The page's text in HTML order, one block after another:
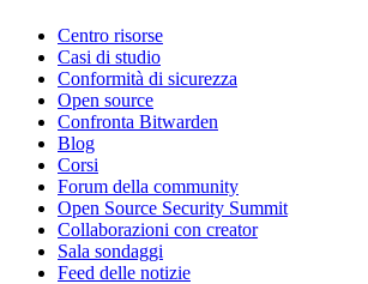
Centro risorse
Casi di studio
Conformità di sicurezza
Open source
Confronta Bitwarden
Blog
Corsi
Forum della community
Open Source Security Summit
Collaborazioni con creator
Sala sondaggi
Feed delle notizie